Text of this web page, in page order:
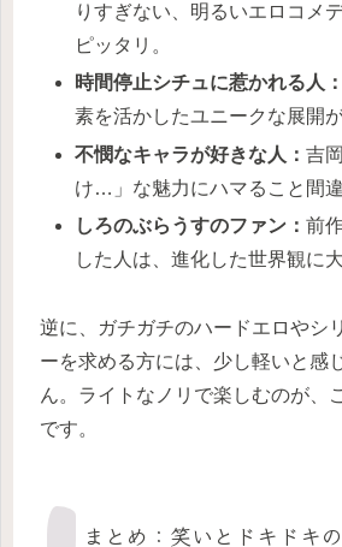
りすぎない、明るいエロコメ
ピッタリ。
時間停止シチュに惹かれる人：
素を活かしたユニークな展開
不憫なキャラが好きな人：吉
け…」な魅力にハマること間違
しろのぶらうすのファン ：前
した人は、進化した世界観に
逆に、ガチガチのハードエロやシ
ーを求める方には、少し軽いと感
ん。ライトなノリで楽しむのが、
です。
まとめ：笑いとドキドキ